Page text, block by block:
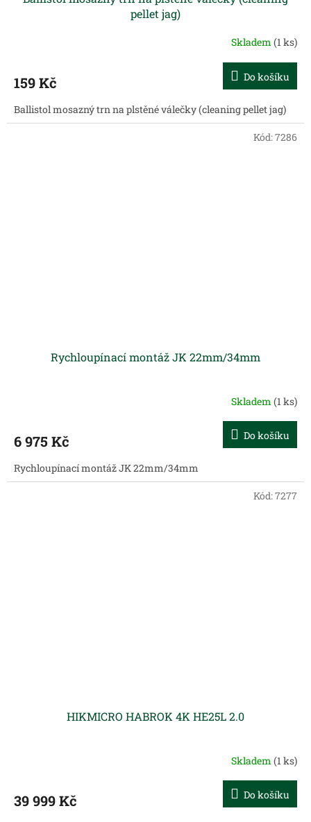
pellet jag)
Skladem (1 ks)
159 Kč Do košíku
Ballistol mosazný trn na plstěné válečky (cleaning pellet jag)
Rychloupínací montáž JK 22mm/34mm
Skladem (1 ks)
6 975 Kč Do košíku
Rychloupínací montáž JK 22mm/34mm
Kód:7286
HIKMICRO HABROK 4K HE25L 2.0
Skladem (1 ks)
39 999 Kč Do košíku
Kód:7277